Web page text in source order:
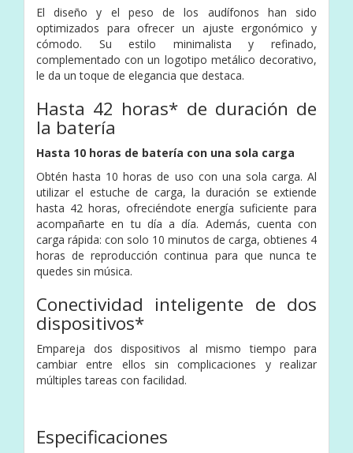
El diseño y el peso de los audífonos han sido
optimizados para ofrecer un ajuste ergonómico y
cómodo. Su estilo minimalista y refinado,
complementado con un logotipo metálico decorativo,
le da un toque de elegancia que destaca.
Hasta 42 horas* de duración de
la batería
Hasta 10 horas de batería con una sola carga
Obtén hasta 10 horas de uso con una sola carga. Al
utilizar el estuche de carga, la duración se extiende
hasta 42 horas, ofreciéndote energía suficiente para
acompañarte en tu día a día. Además, cuenta con
carga rápida: con solo 10 minutos de carga, obtienes 4
horas de reproducción continua para que nunca te
quedes sin música.
Conectividad inteligente de dos
dispositivos*
Empareja dos dispositivos al mismo tiempo para
cambiar entre ellos sin complicaciones y realizar
múltiples tareas con facilidad.
Especificaciones